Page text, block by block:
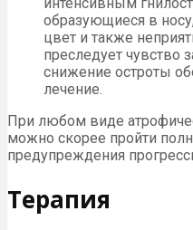
образующиеся в
цвет и также
преследует чувство
снижение остроты
лечение.
При любом виде
можно скорее пройти
предупреждения
Терапия